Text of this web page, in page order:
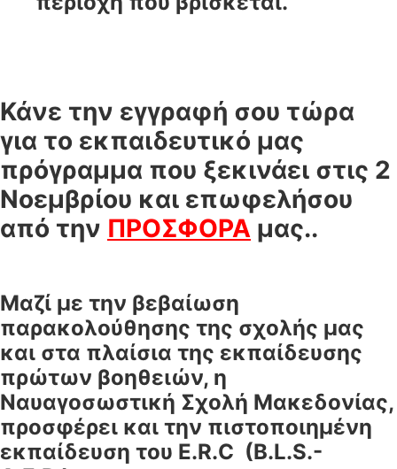
Κάνε την εγγραφή σου τώρα
για το εκπαιδευτικό μας
πρόγραμμα που ξεκινάει στις 2
Νοεμβρίου και επωφελήσου
από την ΠΡΟΣΦΟΡΑ μας..
Μαζί με την βεβαίωση
παρακολούθησης της σχολής μας
και στα πλαίσια της εκπαίδευσης
πρώτων βοηθειών, η
Ναυαγοσωστική Σχολή Μακεδονίας,
προσφέρει και την πιστοποιημένη
εκπαίδευση του E.R.C (B.L.S.-